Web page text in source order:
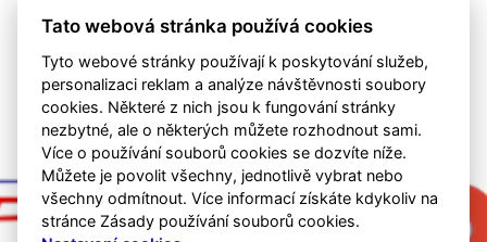
Letní příprava odstartovala
Tato webová stránka používá cookies
Tyto webové stránky používají k poskytování služeb,
personalizaci reklam a analýze návštěvnosti soubory
cookies. Některé z nich jsou k fungování stránky
nezbytné, ale o některých můžete rozhodnout sami.
Více o používání souborů cookies se dozvíte níže.
Můžete je povolit všechny, jednotlivě vybrat nebo
všechny odmítnout. Více informací získáte kdykoliv na
stránce Zásady používání souborů cookies.